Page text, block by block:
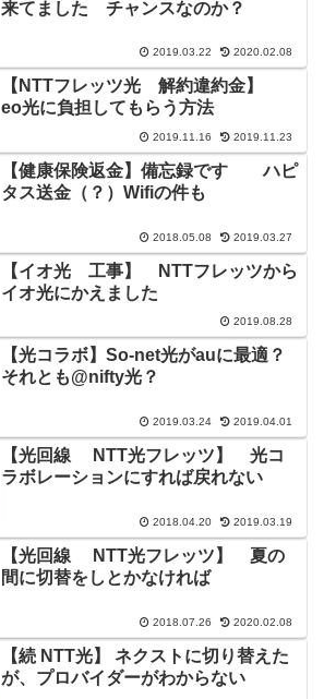
来てました チャンスなのか？
2019.03.22 2020.02.08
【NTTフレッツ光 解約違約金】
eo光に負担してもらう方法
2019.11.16 2019.11.23
【健康保険返金】備忘録です ハピ
タス送金（？）Wifiの件も
2018.05.08 2019.03.27
【イオ光 工事】 NTTフレッツから
イオ光にかえました
2019.08.28
【光コラボ】So-net光がauに最適？
それとも@nifty光？
2019.03.24 2019.04.01
【光回線 NTT光フレッツ】 光コ
ラボレーションにすれば戻れない
2018.04.20 2019.03.19
【光回線 NTT光フレッツ】 夏の
間に切替をしとかなければ
2018.07.26 2020.02.08
【続 NTT光】 ネクストに切り替えた
が、プロバイダーがわからない